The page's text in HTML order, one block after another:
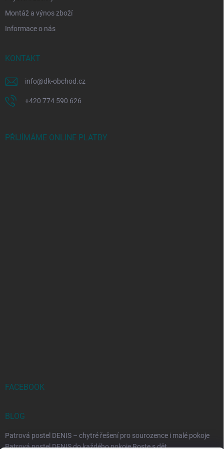
Montáž a výnos zboží
Informace o nás
KONTAKT
info@dk-obchod.cz
+420 774 590 626
PŘIJÍMÁME ONLINE PLATBY
FACEBOOK
BLOG
Patrová postel DENIS – chytré řešení pro sourozence i malé pokoje
Patrová postel DENIS do každého pokoje Roste s dět...